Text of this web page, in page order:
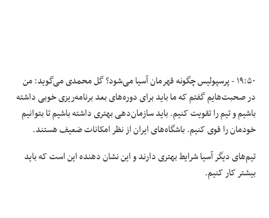
۱۹:۵۰ - پرسپولیس چگونه قهرمان آسیا می‌شود؟ گل محمدی می‌گوید: من
در صحبت‌هایم گفتم که ما باید برای دوره‌های بعد برنامه‌ریزی خوبی داشته
باشیم و تیم را تقویت کنیم. باید سازمان‌دهی بهتری داشته باشیم تا بتوانیم
خودمان را قوی کنیم. باشگاه‌های ایران از نظر امکانات ضعیف هستند.
تیم‌های دیگر آسیا شرایط بهتری دارند و این نشان دهنده این است که باید
بیشتر کار کنیم.